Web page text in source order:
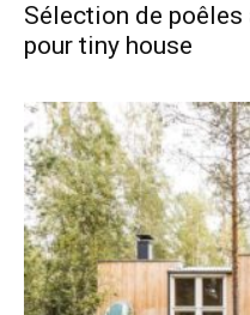
Sélection de
pour tiny house